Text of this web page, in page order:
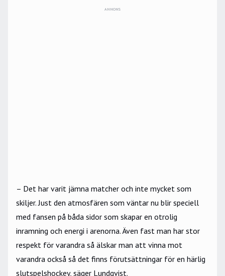
ANNONS
– Det har varit jämna matcher och inte mycket som
skiljer. Just den atmosfären som väntar nu blir speciell
med fansen på båda sidor som skapar en otrolig
inramning och energi i arenorna. Även fast man har stor
respekt för varandra så älskar man att vinna mot
varandra också så det finns förutsättningar för en härlig
slutspelshockey, säger Lundqvist.